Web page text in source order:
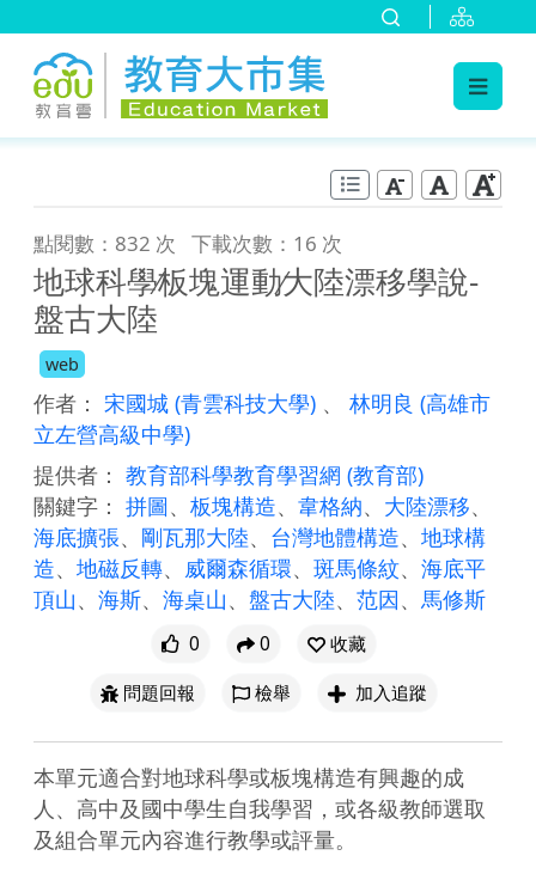
點閱數：832 次 下載次數：16 次
地球科學∕板塊運動∕大陸漂移學說-
盤古大陸
web
作者： 宋國城 (青雲科技大學) 、 林明良 (高雄市
立左營高級中學)
提供者： 教育部科學教育學習網 (教育部)
關鍵字： 拼圖、 板塊構造、 韋格納、 大陸漂移、
海底擴張、 剛瓦那大陸、 台灣地體構造、 地球構
造、 地磁反轉、 威爾森循環、 斑馬條紋、 海底平
頂山、 海斯、 海桌山、 盤古大陸、 范因、 馬修斯
0 0
收藏
問題回報
檢舉 加入追蹤
本單元適合對地球科學或板塊構造有興趣的成
人、高中及國中學生自我學習，或各級教師選取
及組合單元內容進行教學或評量。